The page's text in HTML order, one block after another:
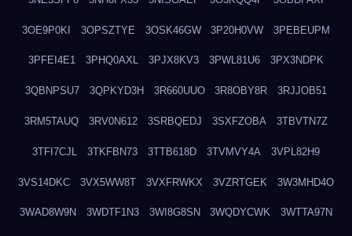
3OE9P0KI 3OPSZTYE 3OSK46GW 3P20H0VW 3PEBEUPM
3PFEI4E1 3PHQ0AXL 3PJX8KV3 3PWL81U6 3PX3NDPK
3QBNPSU7 3QPKYD3H 3R660UUO 3R8OBY8R 3RJJOB51
3RM5TAUQ 3RV0N612 3SRBQEDJ 3SXFZOBA 3TBVTN7Z
3TFI7CJL 3TKFBN73 3TTB618D 3TVMVY4A 3VPL82H9
3VS14DKC 3VX5WW8T 3VXFRWKX 3VZRTGEK 3W3MHD4O
3WAD8W9N 3WDTF1N3 3WI8G8SN 3WQDYCWK 3WTTA97N